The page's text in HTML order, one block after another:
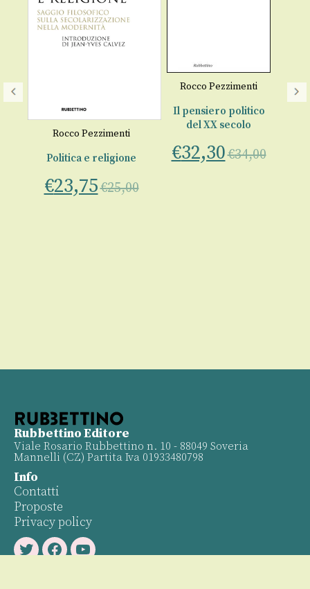
Rocco Pezzimenti
Politica e religione
€23,75€25,00
Rocco Pezzimenti
Il pensiero politico
del XX secolo
€32,30€34,00
Rubbettino Editore
Viale Rosario Rubbettino n. 10 - 88049 Soveria
Mannelli (CZ) Partita Iva 01933480798
Info
Contatti
Proposte
Privacy policy
TwitterFacebookYoutube